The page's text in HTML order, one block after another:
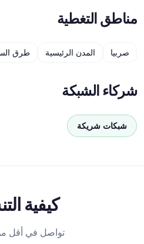
مناطق التغطية
صربيا المدن الرئيسية طرق
شركاء الشبكة
شبكات شريكة
كيفية
تواصل في أقل من 5